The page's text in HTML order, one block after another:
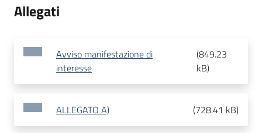
Allegati
Avviso manifestazione di
interesse
(849.23
kB)
ALLEGATO A) (728.41 kB)